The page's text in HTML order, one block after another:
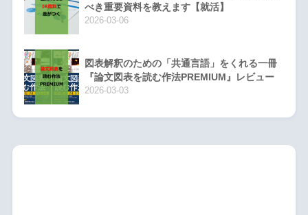
べき重要資料を教えます【就活】
2026-03-06
図表解釈のための「共通言語」をくれる一冊
『論文図表を読む作法PREMIUM』レビュー
2026-03-03